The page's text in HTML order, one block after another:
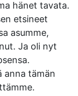
hänet tavata.
etsineet
asumme,
Ja oli nyt
anna tämän